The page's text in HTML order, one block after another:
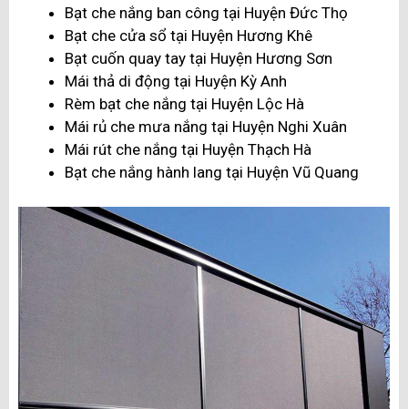
Bạt che nắng ban công tại Huyện Đức Thọ
Bạt che cửa sổ tại Huyện Hương Khê
Bạt cuốn quay tay tại Huyện Hương Sơn
Mái thả di động tại Huyện Kỳ Anh
Rèm bạt che nắng tại Huyện Lộc Hà
Mái rủ che mưa nắng tại Huyện Nghi Xuân
Mái rút che nắng tại Huyện Thạch Hà
Bạt che nắng hành lang tại Huyện Vũ Quang